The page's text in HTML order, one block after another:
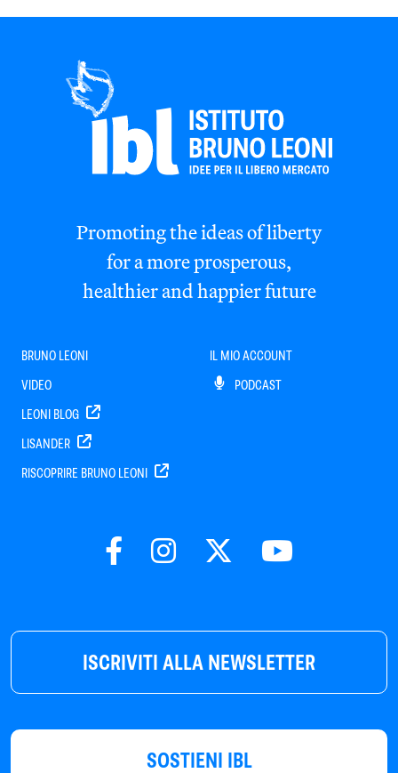
ISCRIVITI ALLA NEWSLETTER
SOSTIENI IBL
Promoting the ideas of liberty
for a more prosperous,
healthier and happier future
BRUNO LEONI
VIDEO
LEONI BLOG
LISANDER
RISCOPRIRE BRUNO LEONI
IL MIO ACCOUNT
PODCAST